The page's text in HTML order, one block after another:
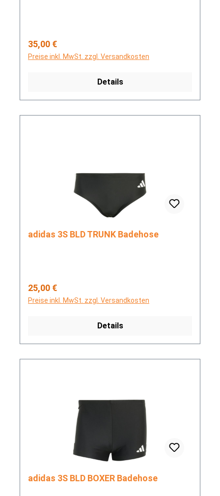
Regulärer Preis:
35,00 €
Preise inkl. MwSt. zzgl. Versandkosten
Details
adidas 3S BLD TRUNK Badehose
Regulärer Preis:
25,00 €
Preise inkl. MwSt. zzgl. Versandkosten
Details
adidas 3S BLD BOXER Badehose